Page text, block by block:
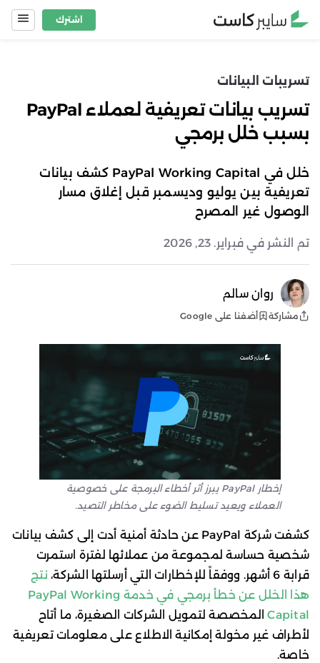
Skip
اشترك
تسريبات البيانات
تسريب بيانات تعريفية لعملاء PayPal
بسبب خلل برمجي
خلل في PayPal Working Capital كشف بيانات
تعريفية بين يوليو وديسمبر قبل إغلاق مسار
الوصول غير المصرح
تم النشر في فبراير. 23, 2026
روان سالم
مشاركة أضفنا على Google
إخطار PayPal يبرز أثر أخطاء البرمجة على خصوصية
العملاء ويعيد تسليط الضوء على مخاطر التصيد.
كشفت شركة PayPal عن حادثة أمنية أدت إلى كشف بيانات
شخصية حساسة لمجموعة من عملائها لفترة استمرت
قرابة 6 أشهر. ووفقاً للإخطارات التي أرسلتها الشركة،
نتج
هذا الخلل عن خطأ برمجي في خدمة PayPal Working
Capitalالمخصصة لتمويل الشركات الصغيرة، ما أتاح
لأطراف غير مخولة إمكانية الاطلاع على معلومات تعريفية
خاصة.